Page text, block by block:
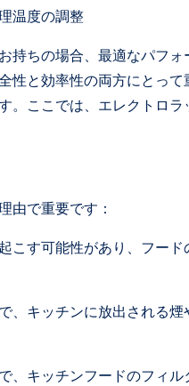
温度の調整
持ちの場合、最適なパフ
性と効率性の両方にとっ
。ここでは、エレクトロ
由で重要です：
こす可能性があり、フー
、キッチンに放出される
、キッチンフードのフィ